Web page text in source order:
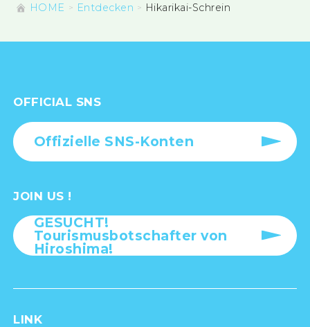
HOME Entdecken Hikarikai-Schrein
OFFICIAL SNS
Offizielle SNS-Konten
JOIN US !
GESUCHT!
Tourismusbotschafter von
Hiroshima!
LINK